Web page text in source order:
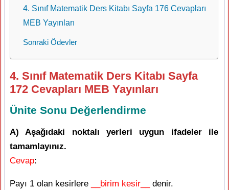
4. Sınıf Matematik Ders Kitabı Sayfa 176 Cevapları
MEB Yayınları
Sonraki Ödevler
4. Sınıf Matematik Ders Kitabı Sayfa
172 Cevapları MEB Yayınları
Ünite Sonu Değerlendirme
A) Aşağıdaki noktalı yerleri uygun ifadeler ile
tamamlayınız.
Cevap:
Payı 1 olan kesirlere __birim kesir__ denir.